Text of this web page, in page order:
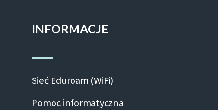
INFORMACJE
Sieć Eduroam (WiFi)
Pomoc informatyczna